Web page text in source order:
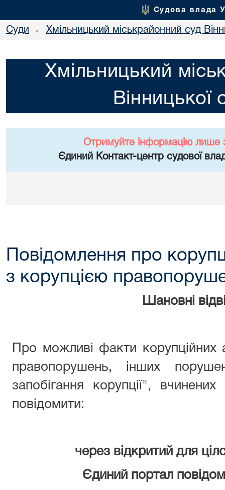
Судова влада
Суди • Хмільницький міськрайонний суд
Хмільницький
Вінницької
Отримуйте інформацію лише
Єдиний Контакт-центр судової
Повідомлення про
з корупцією
Шановні
Про можливі факти
правопорушень, інших
запобігання корупції", вчинених
повідомити:
через відкритий для
Єдиний портал